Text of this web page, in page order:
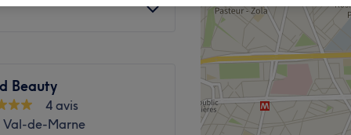
Beauty
4 avis
Val-de-Marne